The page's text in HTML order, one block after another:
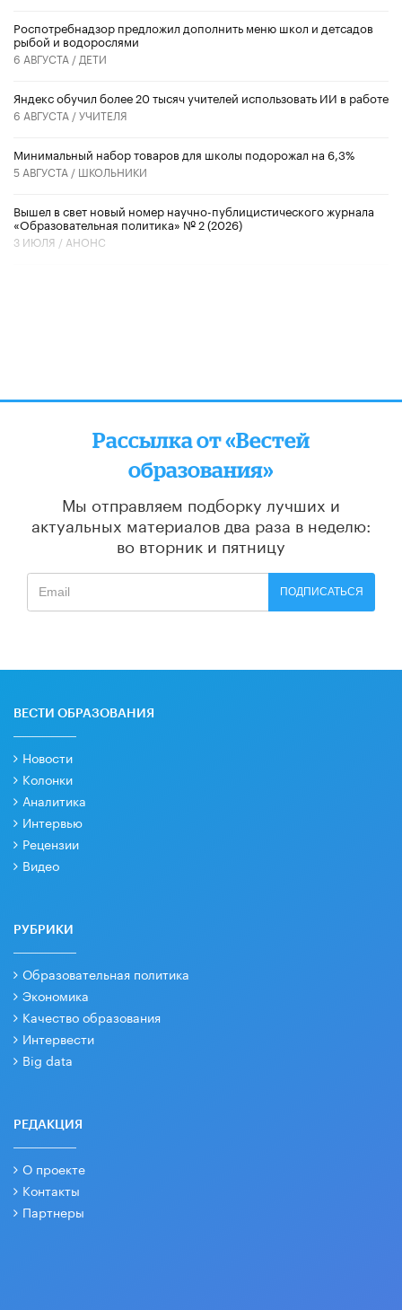
Роспотребнадзор предложил дополнить меню школ и детсадов
рыбой и водорослями
6 АВГУСТА / ДЕТИ
​Яндекс обучил более 20 тысяч учителей использовать ИИ в работе
6 АВГУСТА /УЧИТЕЛЯ
Минимальный набор товаров для школы подорожал на 6,3%
5 АВГУСТА / ШКОЛЬНИКИ
Вышел в свет новый номер научно-публицистического журнала
«Образовательная политика» № 2 (2026)
3 ИЮЛЯ / АНОНС
Рассылка от «Вестей
образования»
Мы отправляем подборку лучших и
актуальных материалов два раза в неделю:
во вторник и пятницу
ПОДПИСАТЬСЯ
ВЕСТИ ОБРАЗОВАНИЯ
Новости
Колонки
Аналитика
Интервью
Рецензии
Видео
РУБРИКИ
Образовательная политика
Экономика
Качество образования
Интервести
Big data
РЕДАКЦИЯ
О проекте
Контакты
Партнеры